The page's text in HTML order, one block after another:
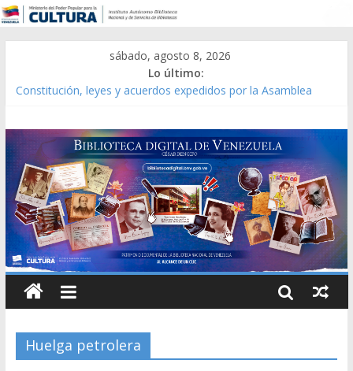
sábado, agosto 8, 2026
Lo último:
Constitución, leyes y acuerdos expedidos por la Asamblea
Modesta Bor Sánchez [material gráfico]
Gaceta Oficial de la República de Venezuela año CXXXIII Mes V,
Caracas 09 de marzo de 2006 N° 38.394
Catálogo temático de obras de Modesta Bor
Huelga petrolera